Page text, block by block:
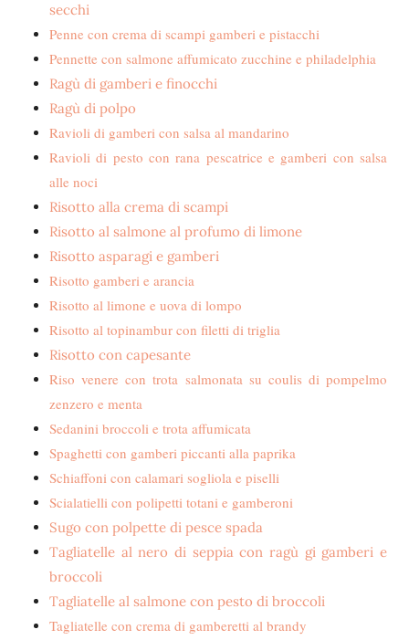
secchi
Penne con crema di scampi gamberi e pistacchi
Pennette con salmone affumicato zucchine e philadelphia
Ragù di gamberi e finocchi
Ragù di polpo
Ravioli di gamberi con salsa al mandarino
Ravioli di pesto con rana pescatrice e gamberi con salsa
alle noci
Risotto alla crema di scampi
Risotto al salmone al profumo di limone
Risotto asparagi e gamberi
Risotto gamberi e arancia
Risotto al limone e uova di lompo
Risotto al topinambur con filetti di triglia
Risotto con capesante
Riso venere con trota salmonata su coulis di pompelmo
zenzero e menta
Sedanini broccoli e trota affumicata
Spaghetti con gamberi piccanti alla paprika
Schiaffoni con calamari sogliola e piselli
Scialatielli con polipetti totani e gamberoni
Sugo con polpette di pesce spada
Tagliatelle al nero di seppia con ragù gi gamberi e
broccoli
Tagliatelle al salmone con pesto di broccoli
Tagliatelle con crema di gamberetti al brandy